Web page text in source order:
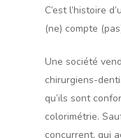
C’est l’histoire
(ne) compte
Une société
chirurgiens-
qu’ils sont
colorimétrie.
concurrent, qui